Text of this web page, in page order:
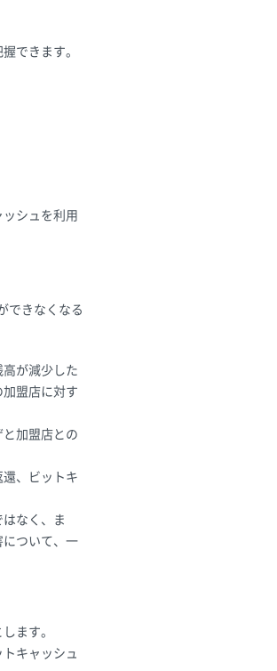
できます。
シュを利用
できなくなる
が減少した
盟店に対す
加盟店との
、ビットキ
なく、ま
について、一
ます。
キャッシュ